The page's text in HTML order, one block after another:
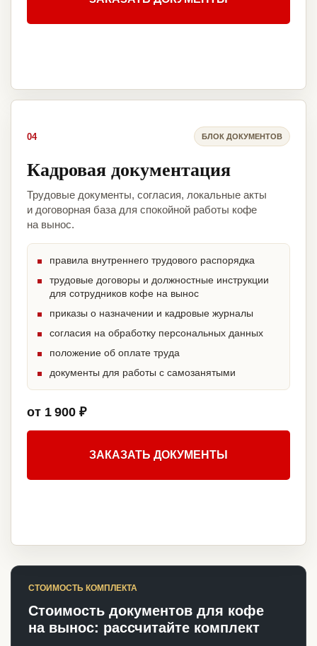
04 БЛОК ДОКУМЕНТОВ
Кадровая документация
Трудовые документы, согласия, локальные акты
и договорная база для спокойной работы кофе
на вынос.
правила внутреннего трудового распорядка
трудовые договоры и должностные инструкции
для сотрудников кофе на вынос
приказы о назначении и кадровые журналы
согласия на обработку персональных данных
положение об оплате труда
документы для работы с самозанятыми
от 1 900 ₽
ЗАКАЗАТЬ ДОКУМЕНТЫ
СТОИМОСТЬ КОМПЛЕКТА
Стоимость документов для кофе
на вынос: рассчитайте комплект